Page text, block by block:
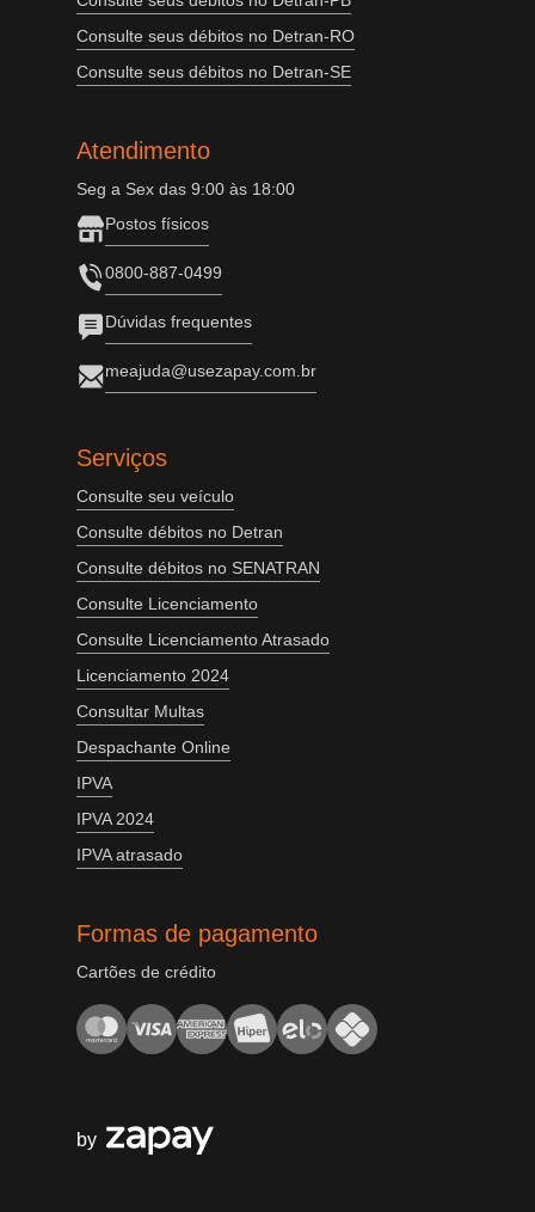
Consulte seus débitos no Detran-RO
Consulte seus débitos no Detran-SE
Atendimento
Seg a Sex das 9:00 às 18:00
Postos físicos
0800-887-0499
Dúvidas frequentes
meajuda@usezapay.com.br
Serviços
Consulte seu veículo
Consulte débitos no Detran
Consulte débitos no SENATRAN
Consulte Licenciamento
Consulte Licenciamento Atrasado
Licenciamento 2024
Consultar Multas
Despachante Online
IPVA
IPVA 2024
IPVA atrasado
Formas de pagamento
Cartões de crédito
by